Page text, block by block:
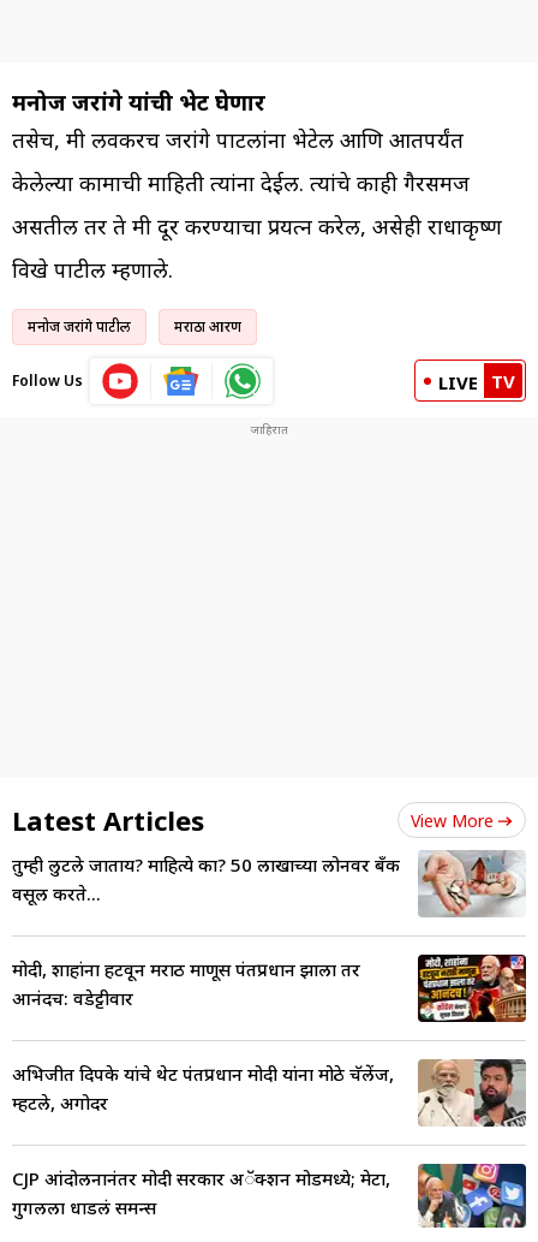
मनोज जरांगे यांची भेट घेणार
तसेच, मी लवकरच जरांगे पाटलांना भेटेल आणि आतपर्यंत
केलेल्या कामाची माहिती त्यांना देईल. त्यांचे काही गैरसमज
असतील तर ते मी दूर करण्याचा प्रयत्न करेल, असेही राधाकृष्ण
विखे पाटील म्हणाले.
मनोज जरांगे पाटील मराठा आरक्षण
Follow Us LIVE TV
Latest Articles View More
तुम्ही लुटले जाताय? माहित्ये का? 50 लाखाच्या लोनवर बँक
वसूल करते...
मोदी, शाहांना हटवून मराठी माणूस पंतप्रधान झाला तर
आनंदच: वडेट्टीवार
अभिजीत दिपके यांचे थेट पंतप्रधान मोदी यांना मोठे चॅलेंज,
म्हटले, अगोदर
CJP आंदोलनानंतर मोदी सरकार अॅक्शन मोडमध्ये; मेटा,
गुगलला धाडलं समन्स